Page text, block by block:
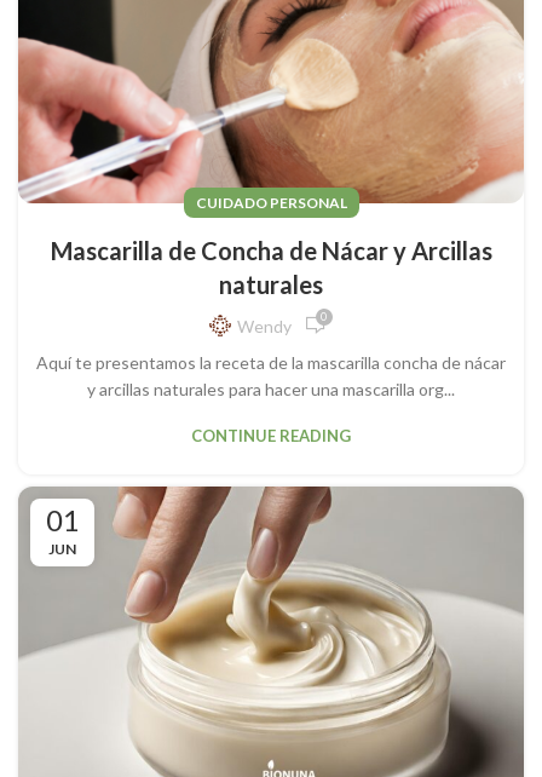
CUIDADO PERSONAL
Mascarilla de Concha de Nácar y Arcillas
naturales
Wendy 0
Aquí te presentamos la receta de la mascarilla concha de nácar
y arcillas naturales para hacer una mascarilla org...
CONTINUE READING
01
JUN